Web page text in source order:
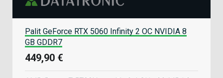
Palit GeForce RTX 5060 Infinity 2 OC NVIDIA 8
GB GDDR7
449,90 €